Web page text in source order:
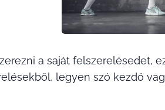
a saját felszerelésedet,
legyen szó kezdő